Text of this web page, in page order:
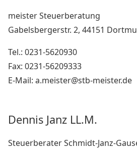
meister Steuerberatung
Gabelsbergerstr. 2, 44151
Tel.: 0231-5620930
Fax: 0231-56209333
E-Mail: a.meister@stb-meister.de
Dennis Janz LL.M.
Steuerberater Schmidt-Janz-